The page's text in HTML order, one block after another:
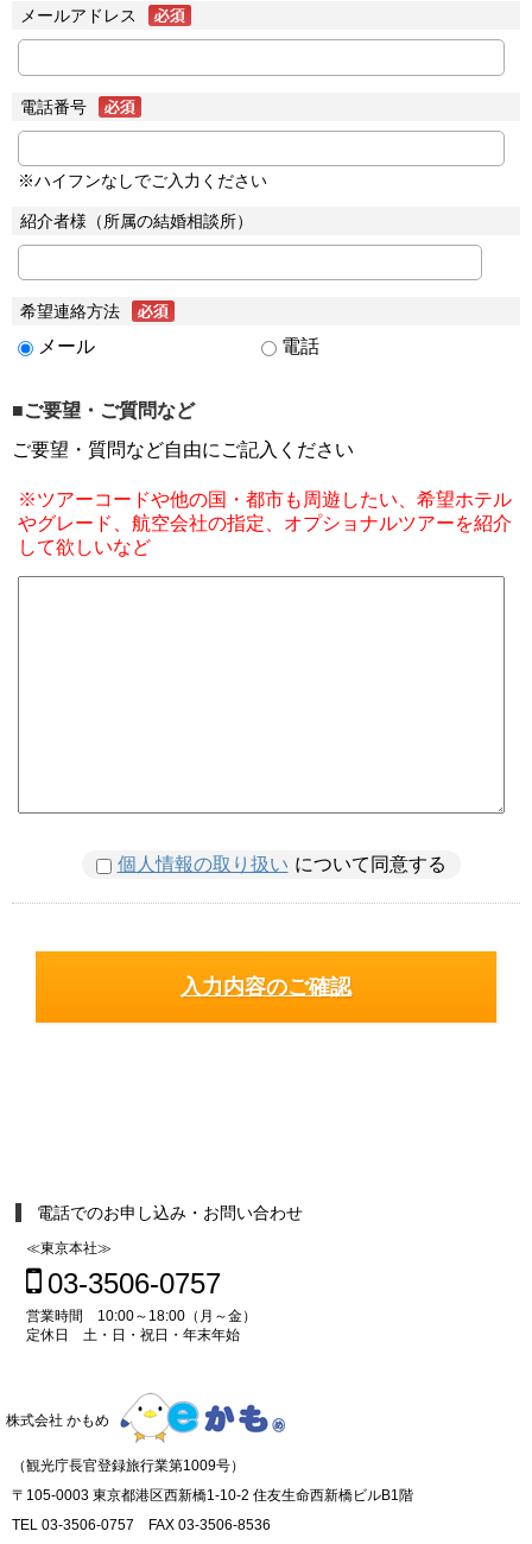
メールアドレス
電話番号
※ハイフンなしでご入力ください
紹介者様（所属の結婚相談所）
希望連絡方法
メール 電話
■ご要望・ご質問など
ご要望・質問など自由にご記入ください
※ツアーコードや他の国・都市も周遊したい、希望ホテル
やグレード、航空会社の指定、オプショナルツアーを紹介
して欲しいなど
個人情報の取り扱い について同意する
電話でのお申し込み・お問い合わせ
≪東京本社≫
03-3506-0757
営業時間 10:00～18:00（月～金）
定休日 土・日・祝日・年末年始
株式会社 かもめ
（観光庁長官登録旅行業第1009号）
〒105-0003 東京都港区西新橋1-10-2 住友生命西新橋ビルB1階
TEL 03-3506-0757 FAX 03-3506-8536